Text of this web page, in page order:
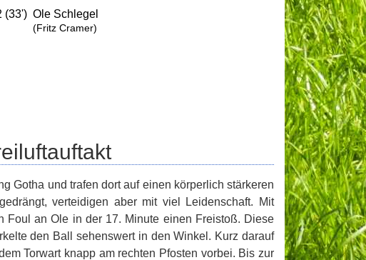
(33') Ole Schlegel
(Fritz Cramer)
Gotha und trafen dort auf einen körperlich stärkeren
verteidigen aber mit viel Leidenschaft. Mit
Foul an Ole in der 17. Minute einen Freistoß. Diese
den Ball sehenswert in den Winkel. Kurz darauf
Torwart knapp am rechten Pfosten vorbei. Bis zur